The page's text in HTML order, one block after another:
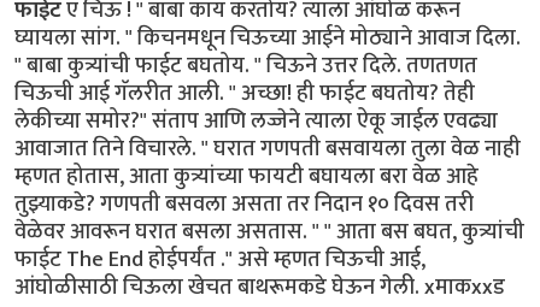
फाईटए चिऊ ! " बाबा काय करतोय? त्याला आंघोळ करून
घ्यायला सांग. " किचनमधून चिऊच्या आईने मोठ्याने आवाज दिला.
" बाबा कुत्र्यांची फाईट बघतोय. " चिऊने उत्तर दिले. तणतणत
चिऊची आई गॅलरीत आली. " अच्छा! ही फाईट बघतोय? तेही
लेकीच्या समोर?" संताप आणि लज्जेने त्याला ऐकू जाईल एवढ्या
आवाजात तिने विचारले. " घरात गणपती बसवायला तुला वेळ नाही
म्हणत होतास, आता कुत्र्यांच्या फायटी बघायला बरा वेळ आहे
तुझ्याकडे? गणपती बसवला असता तर निदान १० दिवस तरी
वेळेवर आवरून घरात बसला असतास. " " आता बस बघत, कुत्र्यांची
फाईट The End होईपर्यंत ." असे म्हणत चिऊची आई,
आंघोळीसाठी चिऊला खेचत बाथरूमकडे घेऊन गेली. xमाकxxड